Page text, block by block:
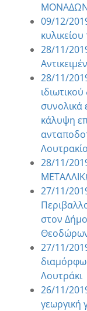
09/12/
28/11/
28/11/
συνολικά
κάλυψη
28/11/
27/11/
στον
27/11/
Λουτράκι
26/11/
γεωργική